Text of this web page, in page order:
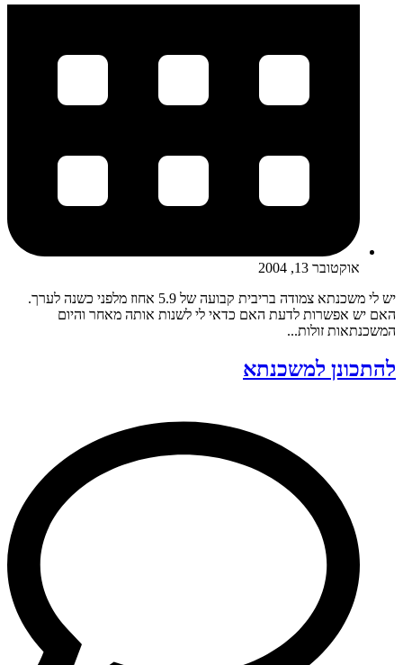
אוקטובר 13, 2004
יש לי משכנתא צמודה בריבית קבועה של 5.9 אחוז מלפני כשנה לערך.
האם יש אפשרות לדעת האם כדאי לי לשנות אותה מאחר והיום
המשכנתאות זולות...
להתכונן למשכנתא